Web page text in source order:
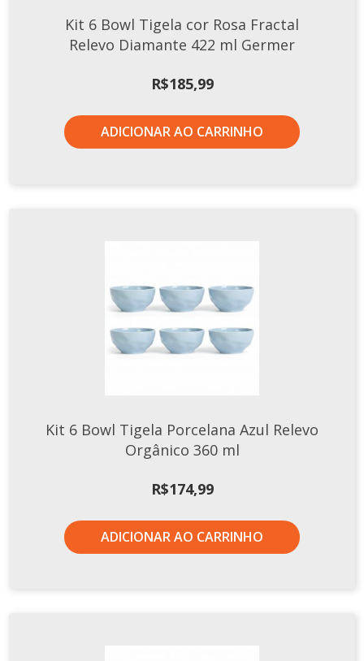
Kit 6 Bowl Tigela cor Rosa Fractal
Relevo Diamante 422 ml Germer
R$185,99
ADICIONAR AO CARRINHO
Kit 6 Bowl Tigela Porcelana Azul Relevo
Orgânico 360 ml
R$174,99
ADICIONAR AO CARRINHO